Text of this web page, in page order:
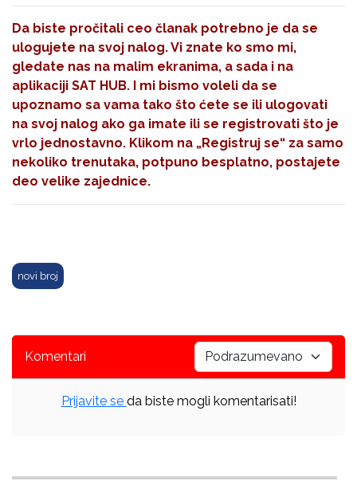
Da biste pročitali ceo članak potrebno je da se
ulogujete na svoj nalog. Vi znate ko smo mi,
gledate nas na malim ekranima, a sada i na
aplikaciji SAT HUB. I mi bismo voleli da se
upoznamo sa vama tako što ćete se ili ulogovati
na svoj nalog ako ga imate ili se registrovati što je
vrlo jednostavno. Klikom na „Registruj se“ za samo
nekoliko trenutaka, potpuno besplatno, postajete
deo velike zajednice.
novi broj
Komentari
Prijavite se da biste mogli komentarisati!